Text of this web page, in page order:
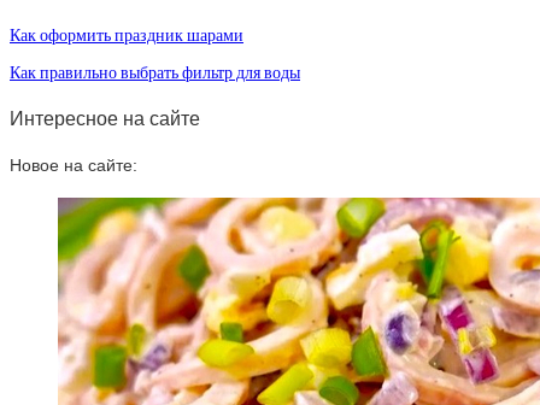
Как оформить праздник шарами
Как правильно выбрать фильтр для воды
Интересное на сайте
Новое на сайте: